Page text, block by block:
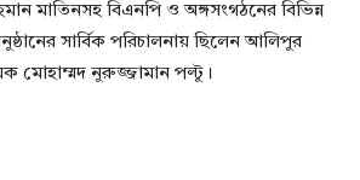
মাতিনসহ বিএনপি ও অঙ্গসংগঠনের বিভিন্ন
সার্বিক পরিচালনায় ছিলেন আলিপুর
মোহাম্মদ নুরুজ্জামান পল্টু।